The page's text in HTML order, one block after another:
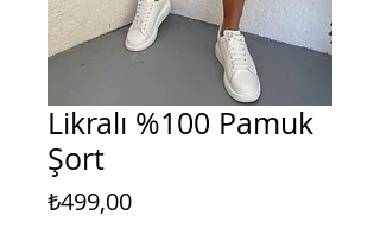
Likralı %100 Pamuk
Şort
₺499,00Fiyat